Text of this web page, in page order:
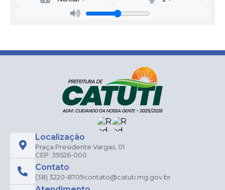
Localização
Praça Presidente Vargas, 01
CEP: 39526-000
Contato
(38) 3220-8709contato@catuti.mg.gov.br